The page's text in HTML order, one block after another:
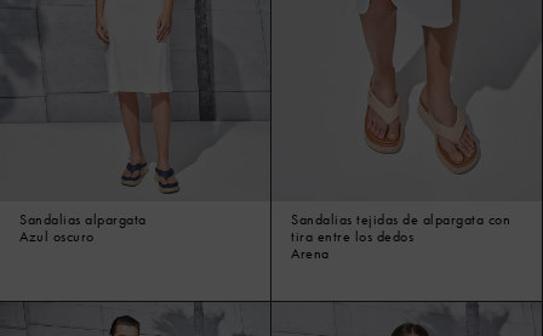
Sandalias alpargata
Azul oscuro
Sandalias tejidas de alpargata con
tira entre los dedos
Arena